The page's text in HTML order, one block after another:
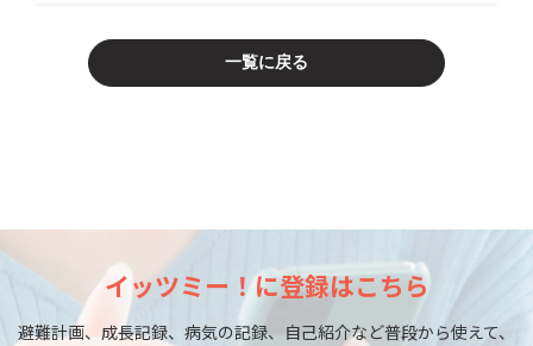
一覧に戻る
イッツミー！に登録はこちら
避難計画、成長記録、病気の記録、自己紹介など普段から使えて、